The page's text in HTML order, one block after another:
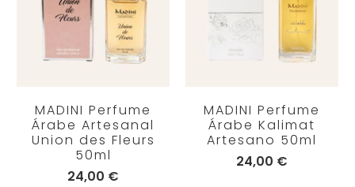
MADINI Perfume
Árabe Artesanal
Union des Fleurs
50ml
24,00 €
MADINI Perfume
Árabe Kalimat
Artesano 50ml
24,00 €